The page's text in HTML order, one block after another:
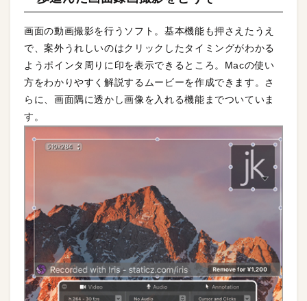
画面の動画撮影を行うソフト。基本機能も押さえたうえ
で、案外うれしいのはクリックしたタイミングがわかる
ようポインタ周りに印を表示できるところ。Macの使い
方をわかりやすく解説するムービーを作成できます。さ
らに、画面隅に透かし画像を入れる機能までついていま
す。